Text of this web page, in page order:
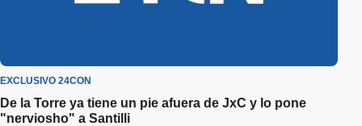
EXCLUSIVO 24CON
De la Torre ya tiene un pie afuera de JxC y lo pone
"nerviosho" a Santilli